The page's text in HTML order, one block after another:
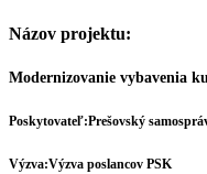
Názov projektu:
Modernizovanie vybavenia
Poskytovateľ:Prešovský
Výzva:Výzva poslancov PSK